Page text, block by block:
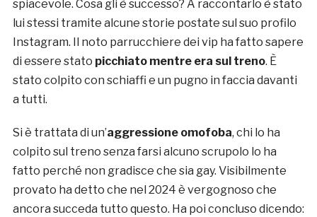
spiacevole. Cosa gli è successo? A raccontarlo è stato
lui stessi tramite alcune storie postate sul suo profilo
Instagram. Il noto parrucchiere dei vip ha fatto sapere
di essere stato picchiato mentre era sul treno. È
stato colpito con schiaffi e un pugno in faccia davanti
a tutti.
Si è trattata di un’aggressione omofoba, chi lo ha
colpito sul treno senza farsi alcuno scrupolo lo ha
fatto perché non gradisce che sia gay. Visibilmente
provato ha detto che nel 2024 è vergognoso che
ancora succeda tutto questo. Ha poi concluso dicendo: